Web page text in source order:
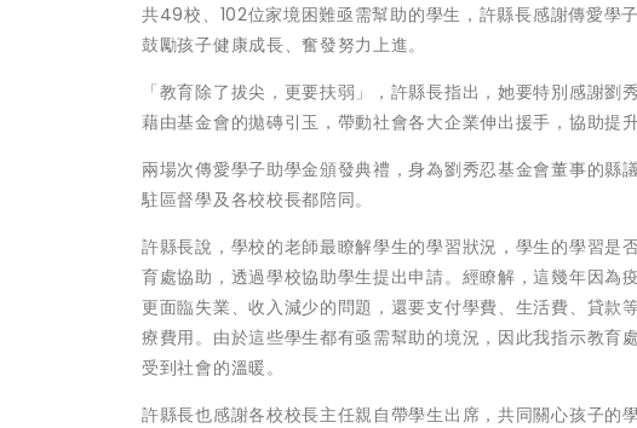
共49校、102位家境困難亟需幫助的學生，許縣長感謝傳愛學
鼓勵孩子健康成長、奮發努力上進。
「教育除了拔尖，更要扶弱」，許縣長指出，她要特別感謝
藉由基金會的拋磚引玉，帶動社會各大企業伸出援手，協助提
兩場次傳愛學子助學金頒發典禮，身為劉秀忍基金會董事的縣
駐區督學及各校校長都陪同。
許縣長說，學校的老師最瞭解學生的學習狀況，學生的學習
育處協助，透過學校協助學生提出申請。經瞭解，這幾年因為
更面臨失業、收入減少的問題，還要支付學費、生活費、貸
療費用。由於這些學生都有亟需幫助的境況，因此我指示教
受到社會的溫暖。
許縣長也感謝各校校長主任親自帶學生出席，共同關心孩子